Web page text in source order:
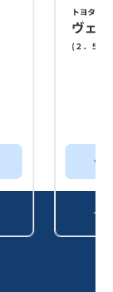
トヨタ
ヴェ
( ２．５Ｚ
他
セ